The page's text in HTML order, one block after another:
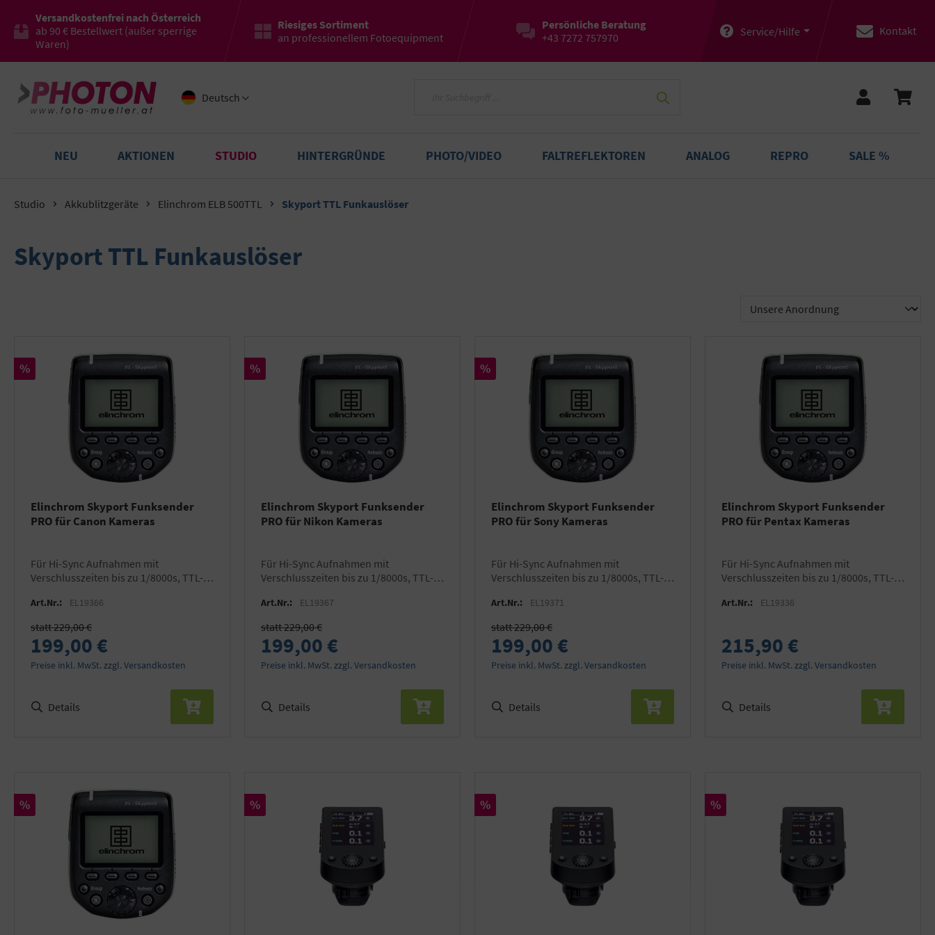
Versandkostenfrei nach Österreich
ab 90 € Bestellwert (außer sperrige
Waren)
Riesiges Sortiment
an professionellem Fotoequipment
Persönliche Beratung
+43 7272 757970
Service/Hilfe Kontakt
Deutsch
NEU AKTIONEN STUDIO HINTERGRÜNDE PHOTO/VIDEO FALTREFLEKTOREN ANALOG REPRO SALE %
Studio Akkublitzgeräte Elinchrom ELB 500TTL Skyport TTL Funkauslöser
Skyport TTL Funkauslöser
Rabatt
%
Elinchrom Skyport Funksender
PRO für Canon Kameras
für Hi-Sync Aufnahmen mit
Verschlusszeiten bis zu 1/8000s, TTL-
allen Skyport Empfängern
Art.Nr.: EL19366
statt 229,00 €
199,00 €
Preise inkl. MwSt. zzgl. Versandkosten
Details
Rabatt
%
Elinchrom Skyport Funksender
PRO für Nikon Kameras
für Hi-Sync Aufnahmen mit
Verschlusszeiten bis zu 1/8000s, TTL-
allen Skyport Empfängern
Art.Nr.: EL19367
statt 229,00 €
199,00 €
Preise inkl. MwSt. zzgl. Versandkosten
Details
Rabatt
%
Elinchrom Skyport Funksender
PRO für Sony Kameras
für Hi-Sync Aufnahmen mit
Verschlusszeiten bis zu 1/8000s, TTL-
allen Skyport Empfängern
Art.Nr.: EL19371
statt 229,00 €
199,00 €
Preise inkl. MwSt. zzgl. Versandkosten
Details
Elinchrom Skyport Funksender
PRO für Pentax Kameras
für Hi-Sync Aufnahmen mit
Verschlusszeiten bis zu 1/8000s, TTL-
allen Skyport Empfängern
Art.Nr.: EL19336
215,90 €
Preise inkl. MwSt. zzgl. Versandkosten
Details
Rabatt
% Rabatt
% Rabatt
% Rabatt
%